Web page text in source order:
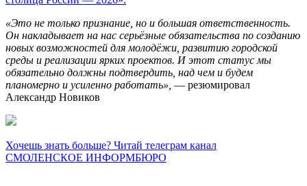
«Это не только признание, но и большая ответственность.
Он накладывает на нас серьёзные обязательства по созданию
новых возможностей для молодёжи, развитию городской
среды и реализации ярких проектов. И этот статус мы
обязательно должны подтвердить, над чем и будем
планомерно и усиленно работать», — резюмировал
Александр Новиков
Хочешь знать больше? Читай телеграм канал
СМОЛЕНСКОЕ ИНФОРМБЮРО